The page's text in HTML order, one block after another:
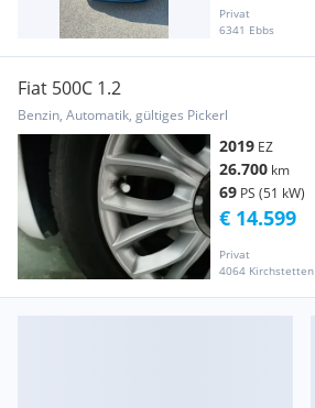
Privat
6341 Ebbs
Fiat 500C 1.2
Benzin, Automatik, gültiges Pickerl
2019 EZ
26.700 km
69 PS (51 kW)
Privat
4064 Kirchstetten
€ 14.599